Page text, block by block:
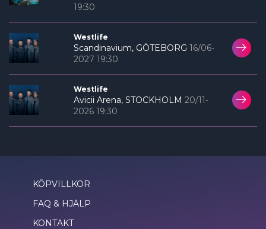
19:30
Westlife
Scandinavium, GÖTEBORG 16/06-
2027 19:30
Westlife
Avicii Arena, STOCKHOLM 20/11-
2026 19:30
KÖPVILLKOR
FAQ & HJÄLP
KONTAKT